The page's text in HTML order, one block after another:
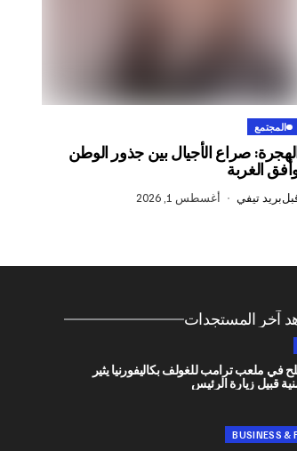
المجتمع
صراع الأجيال بين جذور الوطن
الغربة
بريد تيفي أغسطس 1, 2026
آخر المستجدات
في ملعب ترامب للغولف بكاليفورنيا يثير
قبيل زيارة الرئيس
BUSINESS &